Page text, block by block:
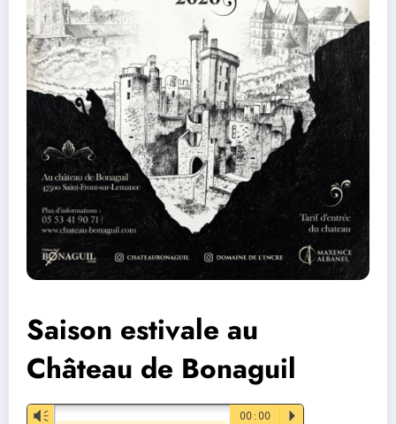
Saison estivale au
Château de Bonaguil
Vm 00:00 P